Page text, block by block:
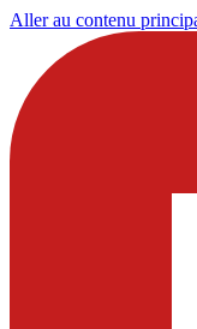
Aller au contenu